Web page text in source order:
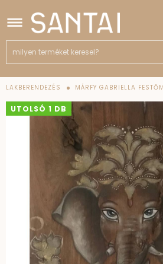
LAKBERENDEZÉS MÁRFY GABRIELLA
UTOLSÓ 1 DB